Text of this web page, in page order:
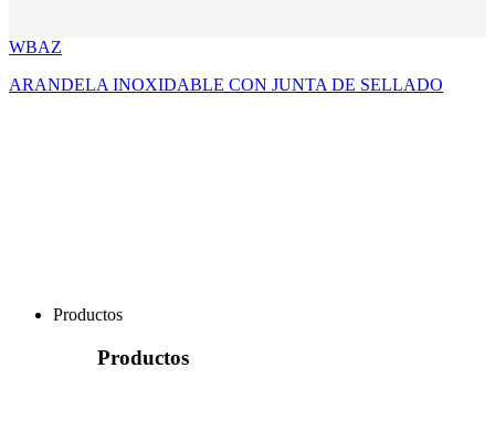
WBAZ
ARANDELA INOXIDABLE CON JUNTA DE SELLADO
Productos
Productos